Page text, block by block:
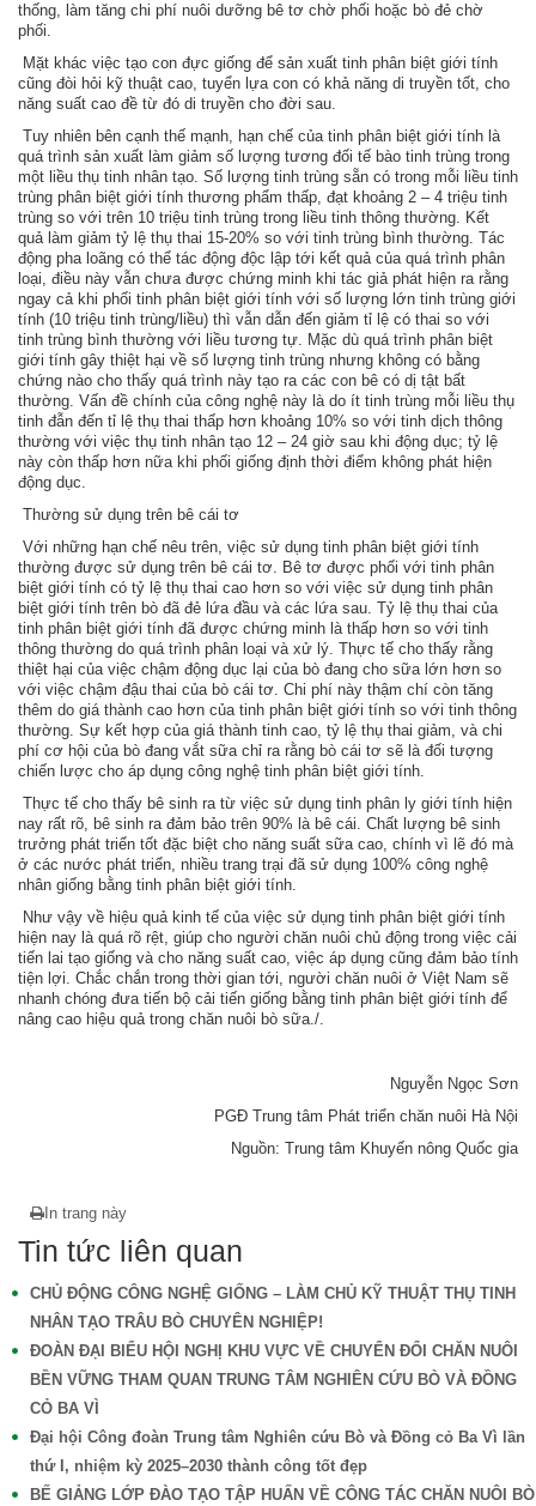
thống, làm tăng chi phí nuôi dưỡng bê tơ chờ phối hoặc bò đẻ chờ
phối.
Mặt khác việc tạo con đực giống để sản xuất tinh phân biệt giới tính
cũng đòi hỏi kỹ thuật cao, tuyển lựa con có khả năng di truyền tốt, cho
năng suất cao đề từ đó di truyền cho đời sau.
Tuy nhiên bên cạnh thế mạnh, hạn chế của tinh phân biệt giới tính là
quá trình sản xuất làm giảm số lượng tương đối tế bào tinh trùng trong
một liều thụ tinh nhân tạo. Số lượng tinh trùng sẵn có trong mỗi liều tinh
trùng phân biệt giới tính thương phẩm thấp, đạt khoảng 2 – 4 triệu tinh
trùng so với trên 10 triệu tinh trùng trong liều tinh thông thường. Kết
quả làm giảm tỷ lệ thụ thai 15-20% so với tinh trùng bình thường. Tác
động pha loãng có thể tác động độc lập tới kết quả của quá trình phân
loại, điều này vẫn chưa được chứng minh khi tác giả phát hiện ra rằng
ngay cả khi phối tinh phân biệt giới tính với số lượng lớn tinh trùng giới
tính (10 triệu tinh trùng/liều) thì vẫn dẫn đến giảm tỉ lệ có thai so với
tinh trùng bình thường với liều tương tự. Mặc dù quá trình phân biệt
giới tính gây thiệt hại về số lượng tinh trùng nhưng không có bằng
chứng nào cho thấy quá trình này tạo ra các con bê có dị tật bất
thường. Vấn đề chính của công nghệ này là do ít tinh trùng mỗi liều thụ
tinh đẫn đến tỉ lệ thụ thai thấp hơn khoảng 10% so với tinh dịch thông
thường với việc thụ tinh nhân tạo 12 – 24 giờ sau khi động dục; tỷ lệ
này còn thấp hơn nữa khi phối giống định thời điểm không phát hiện
động dục.
Thường sử dụng trên bê cái tơ
Với những hạn chế nêu trên, việc sử dụng tinh phân biệt giới tính
thường được sử dụng trên bê cái tơ. Bê tơ được phối với tinh phân
biệt giới tính có tỷ lệ thụ thai cao hơn so với việc sử dụng tinh phân
biệt giới tính trên bò đã đẻ lứa đầu và các lứa sau. Tỷ lệ thụ thai của
tinh phân biệt giới tính đã được chứng minh là thấp hơn so với tinh
thông thường do quá trình phân loại và xử lý. Thực tế cho thấy rằng
thiệt hại của việc chậm động dục lại của bò đang cho sữa lớn hơn so
với việc chậm đậu thai của bò cái tơ. Chi phí này thậm chí còn tăng
thêm do giá thành cao hơn của tinh phân biệt giới tính so với tinh thông
thường. Sự kết hợp của giá thành tinh cao, tỷ lệ thụ thai giảm, và chi
phí cơ hội của bò đang vắt sữa chỉ ra rằng bò cái tơ sẽ là đối tượng
chiến lược cho áp dụng công nghệ tinh phân biệt giới tính.
Thực tế cho thấy bê sinh ra từ việc sử dụng tinh phân ly giới tính hiện
nay rất rõ, bê sinh ra đảm bảo trên 90% là bê cái. Chất lượng bê sinh
trưởng phát triển tốt đặc biệt cho năng suất sữa cao, chính vì lẽ đó mà
ở các nước phát triển, nhiều trang trại đã sử dụng 100% công nghệ
nhân giống bằng tinh phân biệt giới tính.
Như vậy về hiệu quả kinh tế của việc sử dụng tinh phân biệt giới tính
hiện nay là quá rõ rệt, giúp cho người chăn nuôi chủ động trong việc cải
tiến lai tạo giống và cho năng suất cao, việc áp dụng cũng đảm bảo tính
tiện lợi. Chắc chắn trong thời gian tới, người chăn nuôi ở Việt Nam sẽ
nhanh chóng đưa tiến bộ cải tiến giống bằng tinh phân biệt giới tính để
nâng cao hiệu quả trong chăn nuôi bò sữa./.
Nguyễn Ngọc Sơn
PGĐ Trung tâm Phát triển chăn nuôi Hà Nội
Nguồn: Trung tâm Khuyến nông Quốc gia
In trang này
Tin tức liên quan
CHỦ ĐỘNG CÔNG NGHỆ GIỐNG – LÀM CHỦ KỸ THUẬT THỤ TINH
NHÂN TẠO TRÂU BÒ CHUYÊN NGHIỆP!
ĐOÀN ĐẠI BIỂU HỘI NGHỊ KHU VỰC VỀ CHUYỂN ĐỔI CHĂN NUÔI
BỀN VỮNG THAM QUAN TRUNG TÂM NGHIÊN CỨU BÒ VÀ ĐỒNG
CỎ BA VÌ
Đại hội Công đoàn Trung tâm Nghiên cứu Bò và Đồng cỏ Ba Vì lần
thứ I, nhiệm kỳ 2025–2030 thành công tốt đẹp
BẾ GIẢNG LỚP ĐÀO TẠO TẬP HUẤN VỀ CÔNG TÁC CHĂN NUÔI BÒ